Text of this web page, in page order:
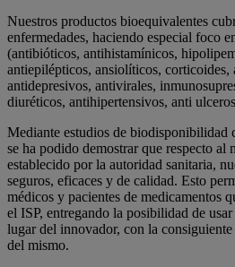
Nuestros productos bioequivalentes
enfermedades, haciendo especial foco
(antibióticos, antihistamínicos,
antiepilépticos, ansiolíticos, corticoides,
antidepresivos, antivirales,
diuréticos, antihipertensivos, anti
Mediante estudios de biodisponibilidad
se ha podido demostrar que respecto al
establecido por la autoridad sanitaria,
seguros, eficaces y de calidad. Esto
médicos y pacientes de medicamentos
el ISP, entregando la posibilidad de
lugar del innovador, con la
del mismo.